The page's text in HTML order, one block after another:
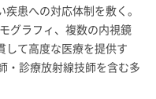
患への対応体制を敷く。
グラフィ、複数の内視鏡
して高度な医療を提供す
・診療放射線技師を含む多